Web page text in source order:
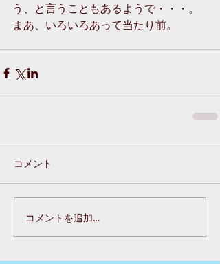
う、と言うこともあるようで・・・。
まあ、いろいろあって当たり前。
コメント
コメントを追加…